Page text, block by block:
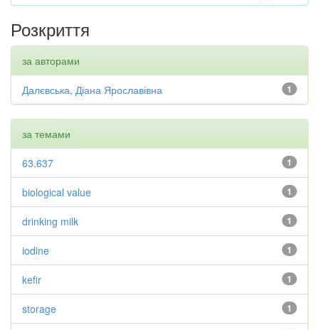
Розкриття
за авторами
1
Далєвська, Діана Ярославівна
за темами
1
63.637
1
biological value
1
drinking milk
1
iodine
1
kefir
1
storage